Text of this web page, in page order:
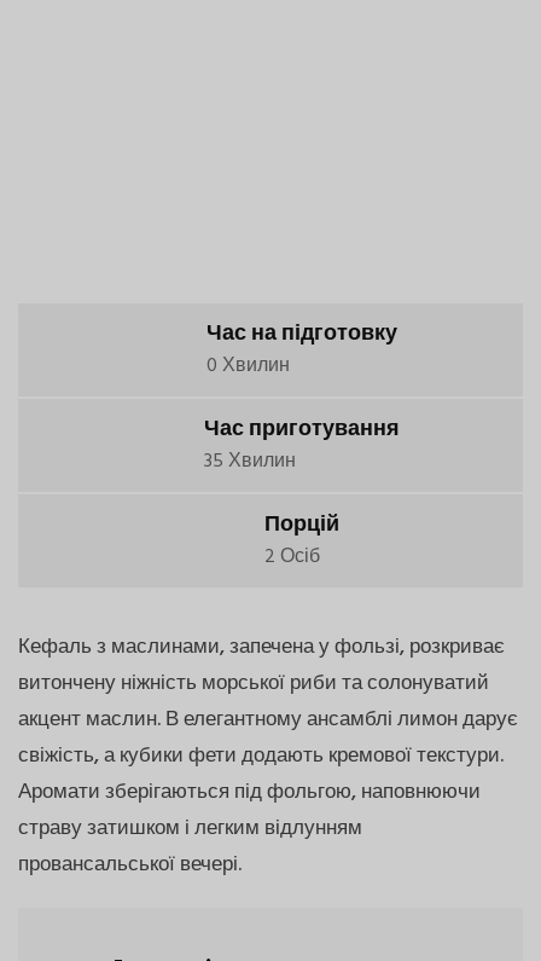
Час на підготовку
0 Хвилин
Час приготування
35 Хвилин
Порцій
2 Осіб
Кефаль з маслинами, запечена у фользі, розкриває
витончену ніжність морської риби та солонуватий
акцент маслин. В елегантному ансамблі лимон дарує
свіжість, а кубики фети додають кремової текстури.
Аромати зберігаються під фольгою, наповнюючи
страву затишком і легким відлунням
провансальської вечері.